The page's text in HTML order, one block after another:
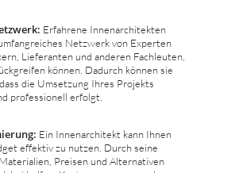
Erfahrene Innenarchitekten
Netzwerk von Experten
Lieferanten und anderen Fachleuten,
können. Dadurch können sie
die Umsetzung Ihres Projekts
professionell erfolgt.
Ein Innenarchitekt kann Ihnen
effektiv zu nutzen. Durch seine
Preisen und Alternativen